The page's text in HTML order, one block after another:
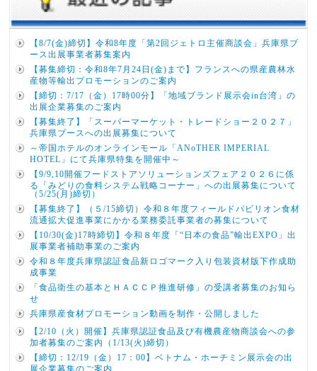
【8/7(金)締切】令和8年度「第2回ジェトロ主催商談会」兵庫県ブ
ース出展事業者募集案内
【募集締切：令和8年7月24日(金)まで】フランスへの県産農林水
産物等輸出プロモーションのご案内
【締切：7/17（金）17時00分】「地域ブランド展示会in台湾」の
出展企業募集のご案内
【募集終了】「スーパーマーケット・トレードショー２０２７」
兵庫県ブースへの出展募集について
～帝国ホテルのオンラインモール「ANoTHER IMPERIAL
HOTEL」にて兵庫県特集を開催中～
【9/9,10開催フードストアソリューションズフェア２０２６に係
る「みどりの食料システム戦略コーナー」への出展募集について
（5/25(月)締切）
【募集終了】（５/15締切）令和８年度フィールドパビリオン食材
流通拡大促進事業にかかる業務委託事業者の募集について
【10/30(金)17時締切】令和８年度「“日本の食品”輸出EXPO」出
展事業者補助事業のご案内
令和８年度兵庫県認証食品新ロゴマーク入り包装資材版下作成助
成事業
「食品衛生の基本とＨＡＣＣＰ推進研修」の受講者募集のお知ら
せ
兵庫県産食材プロモーション動画を制作・公開しました
【2/10（火）開催】兵庫県認証食品及び有機農産物商談会への参
加者募集のご案内（1/13(火)締切）
【締切：12/19（金）17：00】ベトナム・ホーチミン展示会の出
展企業募集のご案内